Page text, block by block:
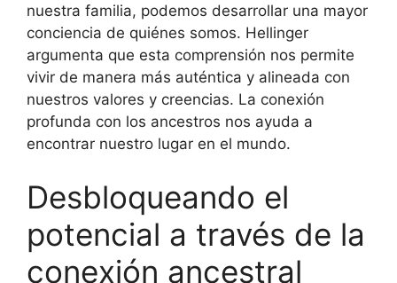
nuestra familia, podemos desarrollar una mayor
conciencia de quiénes somos. Hellinger
argumenta que esta comprensión nos permite
vivir de manera más auténtica y alineada con
nuestros valores y creencias. La conexión
profunda con los ancestros nos ayuda a
encontrar nuestro lugar en el mundo.
Desbloqueando el
potencial a través de la
conexión ancestral